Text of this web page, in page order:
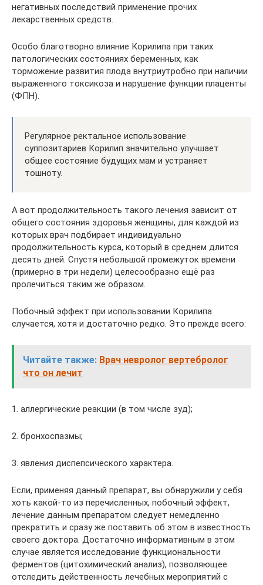
негативных последствий применение прочих
лекарственных средств.
Особо благотворно влияние Корилипа при таких
патологических состояниях беременных, как
торможение развития плода внутриутробно при наличии
выраженного токсикоза и нарушение функции плаценты
(ФПН).
Регулярное ректальное использование
суппозитариев Корилип значительно улучшает
общее состояние будущих мам и устраняет
тошноту.
А вот продолжительность такого лечения зависит от
общего состояния здоровья женщины, для каждой из
которых врач подбирает индивидуально
продолжительность курса, который в среднем длится
десять дней. Спустя небольшой промежуток времени
(примерно в три недели) целесообразно ещё раз
пролечиться таким же образом.
Побочный эффект при использовании Корилипа
случается, хотя и достаточно редко. Это прежде всего:
Читайте также: Врач невролог вертебролог
что он лечит
1. аллергические реакции (в том числе зуд);
2. бронхоспазмы;
3. явления диспепсического характера.
Если, применяя данный препарат, вы обнаружили у себя
хоть какой-то из перечисленных, побочный эффект,
лечение данным препаратом следует немедленно
прекратить и сразу же поставить об этом в известность
своего доктора. Достаточно информативным в этом
случае является исследование функциональности
ферментов (цитохимический анализ), позволяющее
отследить действенность лечебных мероприятий с